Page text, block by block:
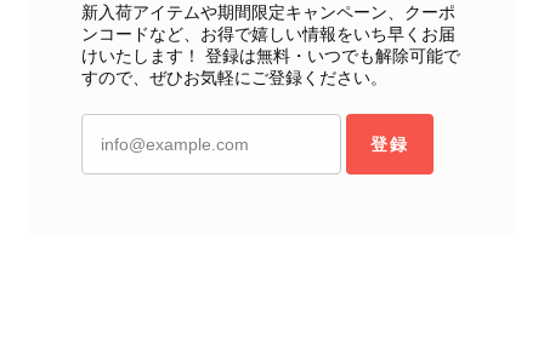
新入荷アイテムや期間限定キャンペーン、クーポ
ンコードなど、お得で嬉しい情報をいち早くお届
けいたします！ 登録は無料・いつでも解除可能で
すので、ぜひお気軽にご登録ください。
登録